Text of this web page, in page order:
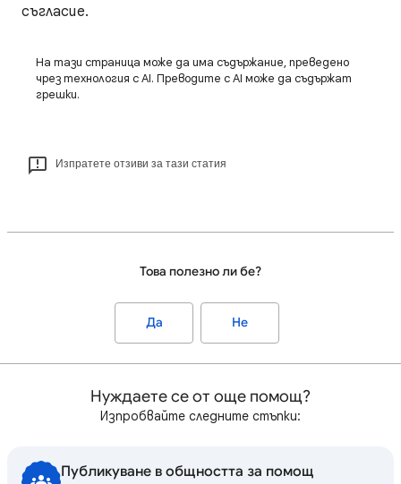
съгласие.
На тази страница може да има съдържание, преведено
чрез технология с AI. Преводите с AI може да съдържат
грешки.
Изпратете отзиви за тази статия
Това полезно ли бе?
Да Не
Нуждаете се от още помощ?
Изпробвайте следните стъпки:
Публикуване в общността за помощ